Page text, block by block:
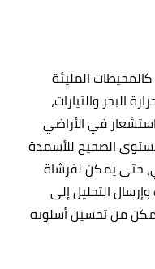
المليئة
البحر والتيارات،
في الأراضي
الصحيح للأسمدة
حتى يمكن لفرشاة
التحليل إلى
من تحسين أسلوبه